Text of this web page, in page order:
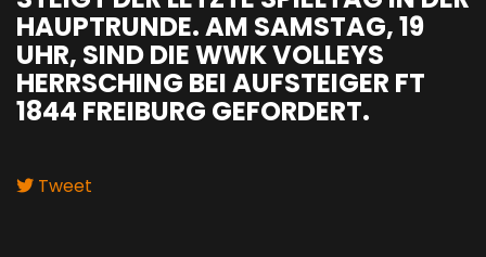
HAUPTRUNDE. AM SAMSTAG, 19
UHR, SIND DIE WWK VOLLEYS
HERRSCHING BEI AUFSTEIGER FT
1844 FREIBURG GEFORDERT.
Tweet